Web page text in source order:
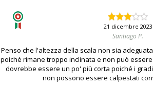
21 dicembre 2023
Santiago P.
Penso che l'altezza della scala non sia
poiché rimane troppo inclinata e non può
dovrebbe essere un po' più corta poiché i
non possono essere calpestati